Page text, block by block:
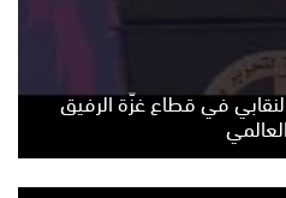
في قطاع غزّة الرفيق